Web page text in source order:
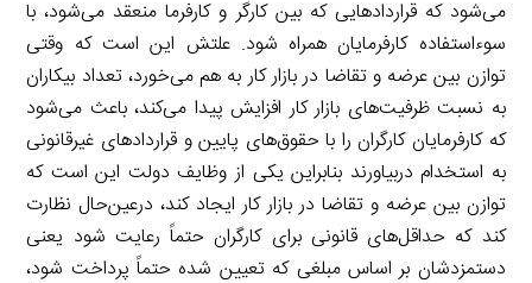
می‌شود که قراردادهایی که بین کارگر و کارفرما منعقد می‌شود، با
سوءاستفاده کارفرمایان همراه شود. علتش این است که وقتی
توازن بین عرضه و تقاضا در بازار کار به هم می‌خورد، تعداد بیکاران
به نسبت ظرفیت‌های بازار کار افزایش پیدا می‌کند، باعث می‌شود
که کارفرمایان کارگران را با حقوق‌های پایین و قراردادهای غیرقانونی
به استخدام دربیاورند بنابراین یکی از وظایف دولت این است که
توازن بین عرضه و تقاضا در بازار کار ایجاد کند، درعین‌حال نظارت
کند که حداقل‌های قانونی برای کارگران حتماً رعایت شود یعنی
دستمزدشان بر اساس مبلغی که تعیین شده حتماً پرداخت شود،